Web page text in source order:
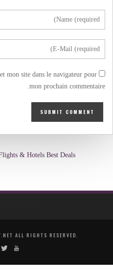
mon site dans le navigateur pour
mon prochain commentaire.
& Hotels Best Deals
ALL RIGHTS RESERVED.